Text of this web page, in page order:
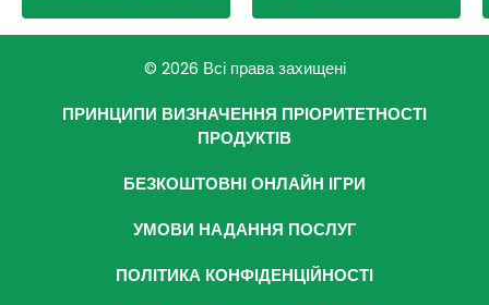
© 2026 Всі права захищені
ПРИНЦИПИ ВИЗНАЧЕННЯ ПРІОРИТЕТНОСТІ
ПРОДУКТІВ
БЕЗКОШТОВНІ ОНЛАЙН ІГРИ
УМОВИ НАДАННЯ ПОСЛУГ
ПОЛІТИКА КОНФІДЕНЦІЙНОСТІ